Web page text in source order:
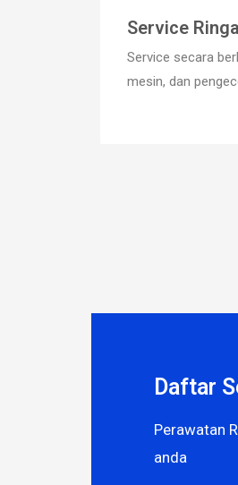
Service
Service secara
mesin, dan
Daftar
Perawatan
anda